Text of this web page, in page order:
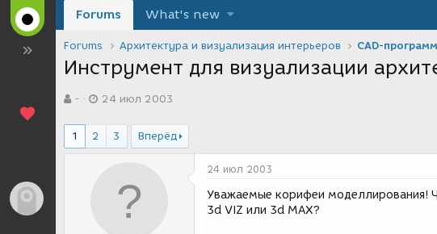
Forums What's new
Forums Архитектура и визуализация интерьеров CAD-
Инструмент для визуализации
в
о
р
-
а
с
24 июл 2003
1 2 3 Вперёд
24 июл 2003
Уважаемые корифеи моделлирования!
3d VIZ или 3d MAX?